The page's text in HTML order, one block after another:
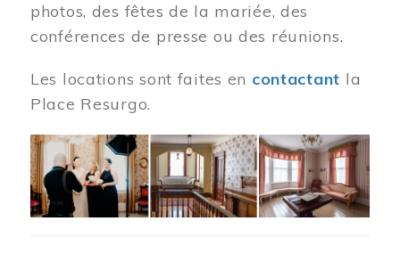
photos, des fêtes de la mariée, des
conférences de presse ou des réunions.
Les locations sont faites en contactant la
Place Resurgo.
Image